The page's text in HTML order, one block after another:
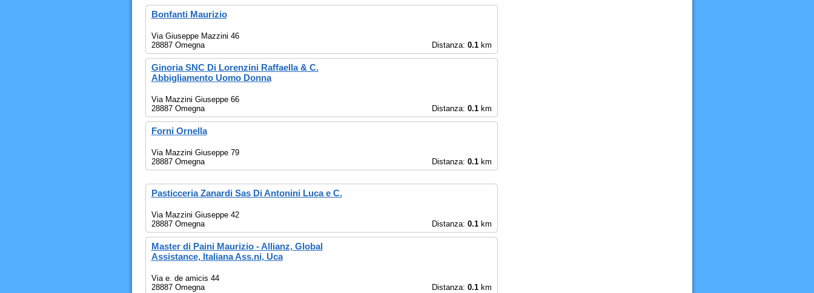
Bonfanti Maurizio
Via Giuseppe Mazzini 46
28887 Omegna
Distanza: 0.1km
Ginoria SNC Di Lorenzini Raffaella & C.
Abbigliamento Uomo Donna
Via Mazzini Giuseppe 66
28887 Omegna
Distanza: 0.1km
Forni Ornella
Via Mazzini Giuseppe 79
28887 Omegna
Distanza: 0.1km
Pasticceria Zanardi Sas Di Antonini Luca e C.
Via Mazzini Giuseppe 42
28887 Omegna
Distanza: 0.1km
Master di Paini Maurizio - Allianz, Global
Assistance, Italiana Ass.ni, Uca
Via e. de amicis 44
28887 Omegna
Distanza: 0.1km